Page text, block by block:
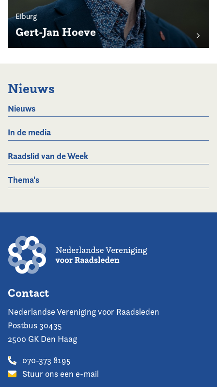
Elburg
Gert-Jan Hoeve
Nieuws
Nieuws
In de media
Raadslid van de Week
Thema's
Contact
Nederlandse Vereniging voor Raadsleden
Postbus 30435
2500 GK Den Haag
070-373 8195
Stuur ons een e-mail